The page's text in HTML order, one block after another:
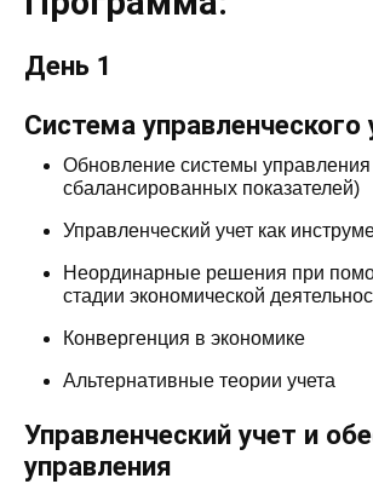
День 1
Система
Обновление системы
сбалансированных показателей)
Управленческий учет как
Неординарные решения при
стадии экономической
Конвергенция в экономике
Альтернативные теории учета
Управленческий учет и
управления